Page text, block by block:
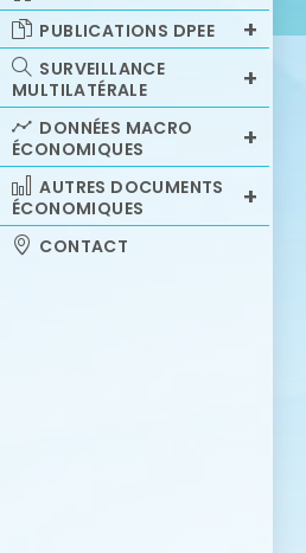
PUBLICATIONS DPEE
SURVEILLANCE
MULTILATÉRALE
DONNÉES MACRO
ÉCONOMIQUES
AUTRES DOCUMENTS
ÉCONOMIQUES
CONTACT